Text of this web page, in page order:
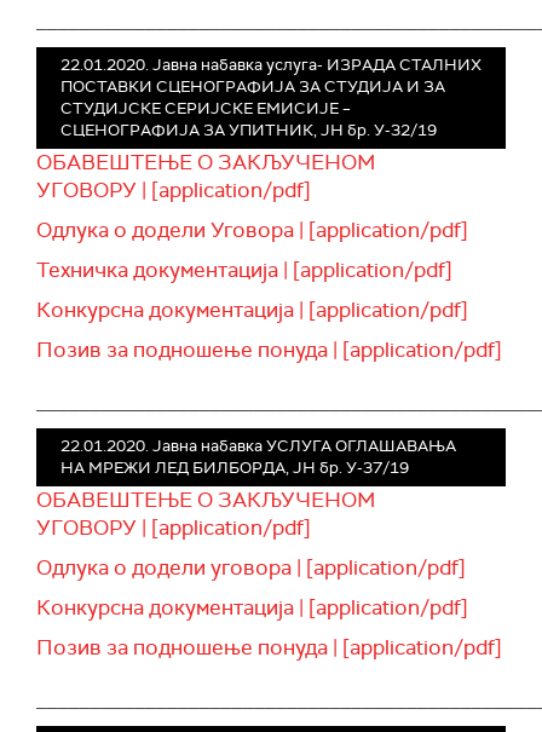
22.01.2020. Јавна набавка услуга- ИЗРАДА СТАЛНИХ
ПОСТАВКИ СЦЕНОГРАФИЈА ЗА СТУДИЈА И ЗА
СТУДИЈСКЕ СЕРИЈСКЕ ЕМИСИЈЕ –
СЦЕНОГРАФИЈА ЗА УПИТНИК, ЈН бр. У-32/19
ОБАВЕШТЕЊЕ О ЗАКЉУЧЕНОМ
УГОВОРУ | [application/pdf]
Одлука о додели Уговора | [application/pdf]
Техничка документација | [application/pdf]
Конкурсна документација | [application/pdf]
Позив за подношење понуда | [application/pdf]
22.01.2020. Јавна набавка УСЛУГА ОГЛАШАВАЊА
НА МРЕЖИ ЛЕД БИЛБОРДА, ЈН бр. У-37/19
ОБАВЕШТЕЊЕ О ЗАКЉУЧЕНОМ
УГОВОРУ | [application/pdf]
Одлука о додели уговора | [application/pdf]
Конкурсна документација | [application/pdf]
Позив за подношење понуда | [application/pdf]